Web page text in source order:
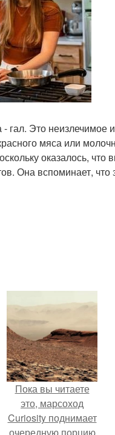
гал. Это неизлечимое
мяса или
оказалось,
Она вспоминает, что
Пока вы читаете
это, марсоход
Curiosity поднимает